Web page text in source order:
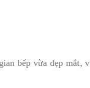
bếp vừa đẹp mắt,